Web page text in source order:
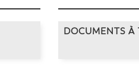
DOCUMENTS À